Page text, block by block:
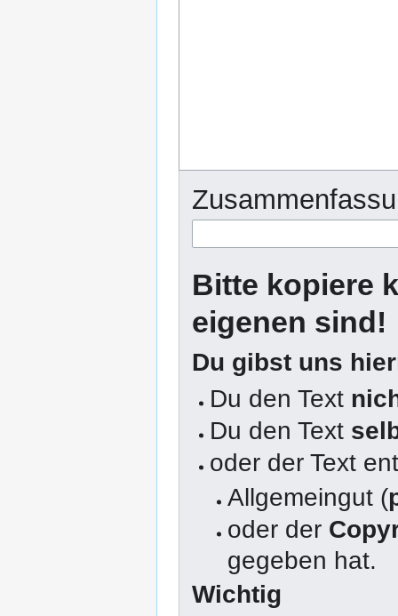
Bitte kopiere
eigenen sind!
Du gibst uns
Du den Text
Du den Text
oder der Text
Allgemeingut (
oder der
gegeben hat.
Wichtig